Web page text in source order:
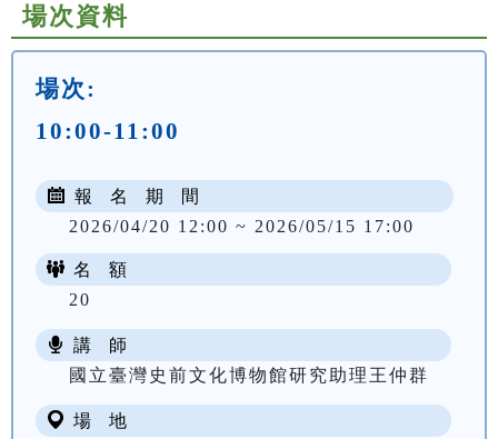
場次資料
場次:
10:00-11:00
報 名 期 間
2026/04/20 12:00 ~ 2026/05/15 17:00
名 額
20
講 師
國立臺灣史前文化博物館研究助理王仲群
場 地